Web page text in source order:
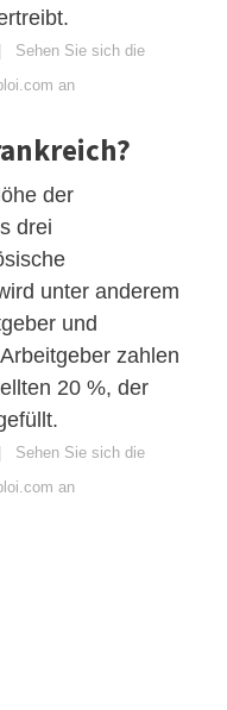
Sehen Sie sich die
an
der
drei
unter anderem
und
zahlen
20 %, der
Sehen Sie sich die
an